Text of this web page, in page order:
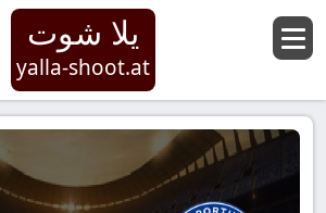
يلا شوت
yalla-shoot.at